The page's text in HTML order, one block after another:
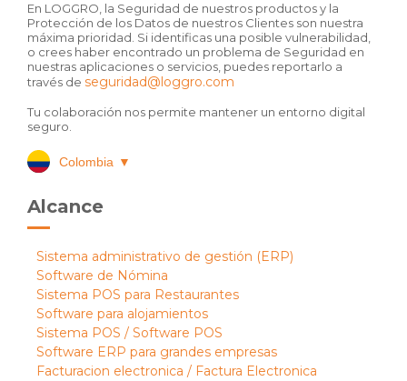
En LOGGRO, la Seguridad de nuestros productos y la
Protección de los Datos de nuestros Clientes son nuestra
máxima prioridad. Si identificas una posible vulnerabilidad,
o crees haber encontrado un problema de Seguridad en
nuestras aplicaciones o servicios, puedes reportarlo a
través de seguridad@loggro.com
Tu colaboración nos permite mantener un entorno digital
seguro.
Colombia ▼
Alcance
Sistema administrativo de gestión (ERP)
Software de Nómina
Sistema POS para Restaurantes
Software para alojamientos
Sistema POS / Software POS
Software ERP para grandes empresas
Facturacion electronica / Factura Electronica